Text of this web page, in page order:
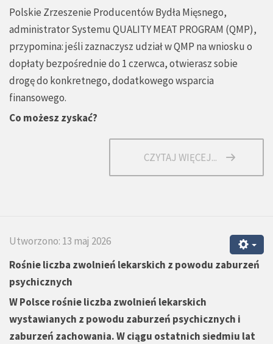
Polskie Zrzeszenie Producentów Bydła Mięsnego,
administrator Systemu QUALITY MEAT PROGRAM (QMP),
przypomina: jeśli zaznaczysz udział w QMP na wniosku o
dopłaty bezpośrednie do 1 czerwca, otwierasz sobie
drogę do konkretnego, dodatkowego wsparcia
finansowego.
Co możesz zyskać?
CZYTAJ WIĘCEJ...
Utworzono: 13 maj 2026
Rośnie liczba zwolnień lekarskich z powodu zaburzeń
psychicznych
W Polsce rośnie liczba zwolnień lekarskich
wystawianych z powodu zaburzeń psychicznych i
zaburzeń zachowania. W ciągu ostatnich siedmiu lat